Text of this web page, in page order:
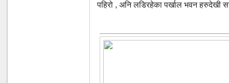
पहिरो , अनि लडिरहेका पर्खाल भवन हरुदेखी